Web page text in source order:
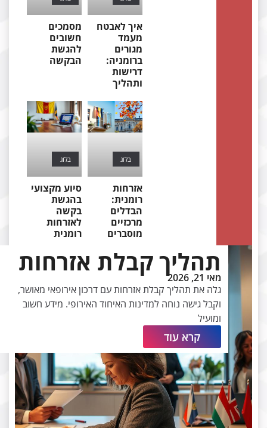
תהליך קבלת אזרחות
מאי 21, 2026
גלה את תהליך קבלת אזרחות עם דרכון אירופאי מאושר,
וקבל גישה נוחה למדינות האיחוד האירופי. מידע חשוב
קרא עוד
איך לאבטח
ברומניה:
דרישות
ותהליך
מסמכים
חשובים
להגשת
הבקשה
אזרחות
רומנית:
הבדלים
מרכזיים
מוסברים
סיוע מקצועי
בהגשת
לאזרחות
רומנית